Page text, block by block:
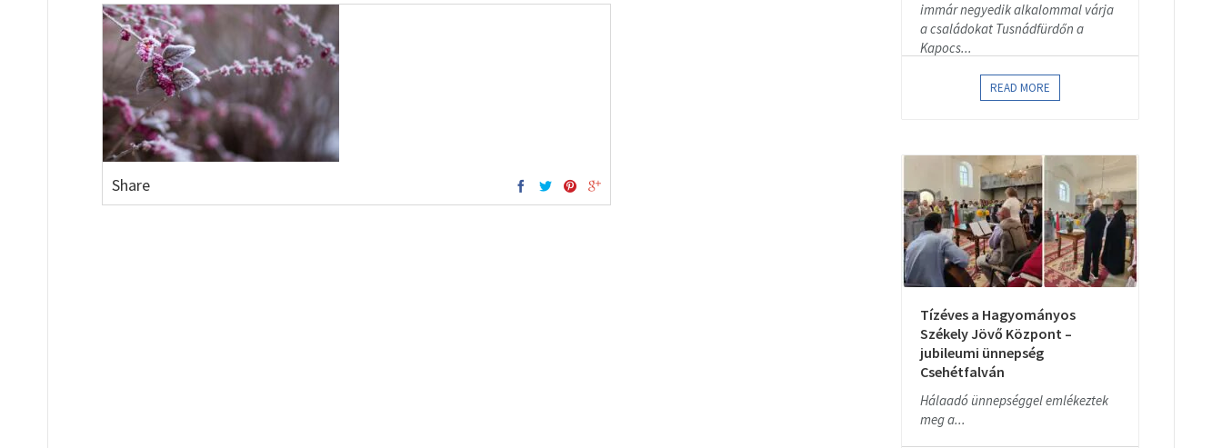
Share
immár negyedik alkalommal várja
a családokat Tusnádfürdőn a
Kapocs...
READ MORE
Tízéves a Hagyományos
Székely Jövő Központ –
jubileumi ünnepség
Csehétfalván
Hálaadó ünnepséggel emlékeztek
meg a...